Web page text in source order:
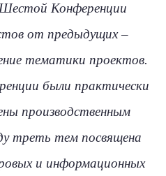
Конференции
от предыдущих –
тематики проектов.
были практически
производственным
треть тем посвящена
и информационных